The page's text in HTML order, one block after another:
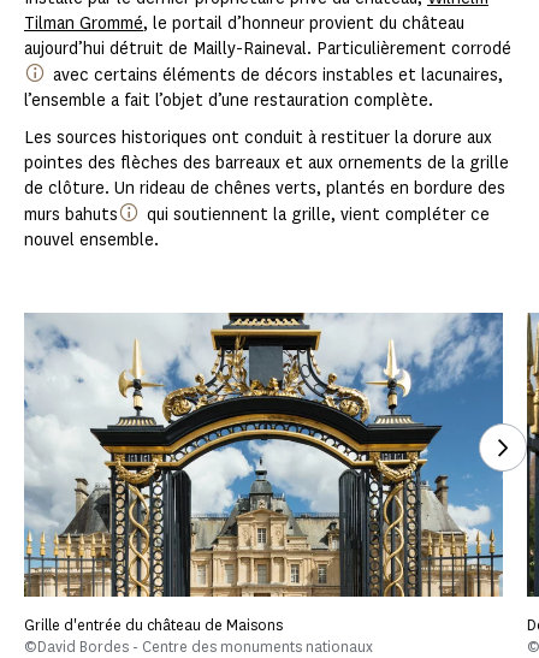
Tilman Grommé, le portail d’honneur provient du château
aujourd’hui détruit de Mailly-Raineval. Particulièrement corrodé
avec certains éléments de décors instables et lacunaires,
l’ensemble a fait l’objet d’une restauration complète.
Les sources historiques ont conduit à restituer la dorure aux
pointes des flèches des barreaux et aux ornements de la grille
de clôture. Un rideau de chênes verts, plantés en bordure des
murs bahuts
qui soutiennent la grille, vient compléter ce
nouvel ensemble.
Grille d'entrée du château de Maisons
©David Bordes - Centre des monuments nationaux